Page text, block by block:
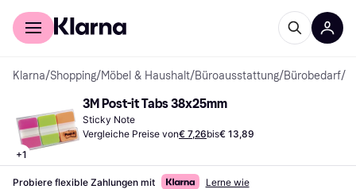
Für Shopper
Klarna/Shopping/Möbel & Haushalt/Büroausstattung/Bürobedarf/
+1
3M Post-it Tabs 38x25mm
Sticky Note
Vergleiche Preise von€ 7,26bis€ 13,89
Probiere flexible Zahlungen mit Lerne wie